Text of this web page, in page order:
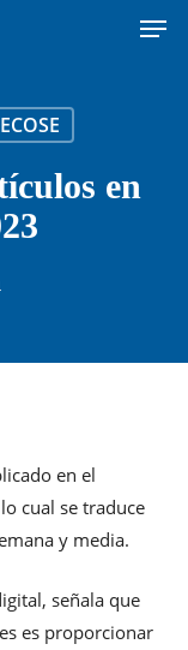
en
en el
cual se traduce
y media.
señala que
es proporcionar